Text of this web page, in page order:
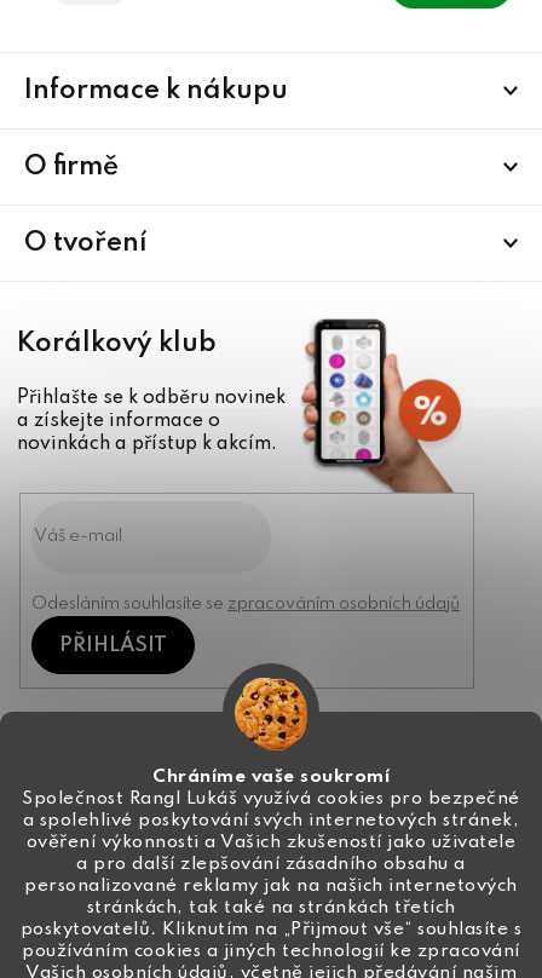
Chráníme vaše soukromí
Společnost Rangl Lukáš využívá cookies pro bezpečné
a spolehlivé poskytování svých internetových stránek,
ověření výkonnosti a Vašich zkušeností jako uživatele
a pro další zlepšování zásadního obsahu a
personalizované reklamy jak na našich internetových
stránkách, tak také na stránkách třetích
poskytovatelů. Kliknutím na „Přijmout vše“ souhlasíte s
používáním cookies a jiných technologií ke zpracování
Vašich osobních údajů, včetně jejich předávání našim
Informace k nákupu
O firmě
O tvoření
Korálkový klub
Přihlašte se k odběru novinek
a získejte informace o
novinkách a přístup k akcím.
Odesláním souhlasíte se zpracováním osobních údajů
PŘIHLÁSIT
info@ceske-koralky.cz
+420 774 444 191